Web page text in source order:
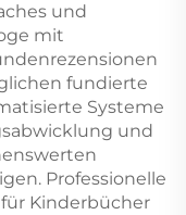
und
mit
fundierte
Systeme
und
Professionelle
Kinderbücher